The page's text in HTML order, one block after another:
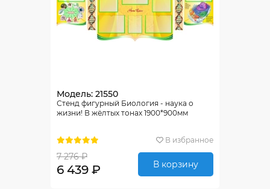
Модель: 21550
Стенд фигурный Биология - наука о
жизни! В жёлтых тонах 1900*900мм
В избранное
7 276 ₽
6 439 ₽ В корзину